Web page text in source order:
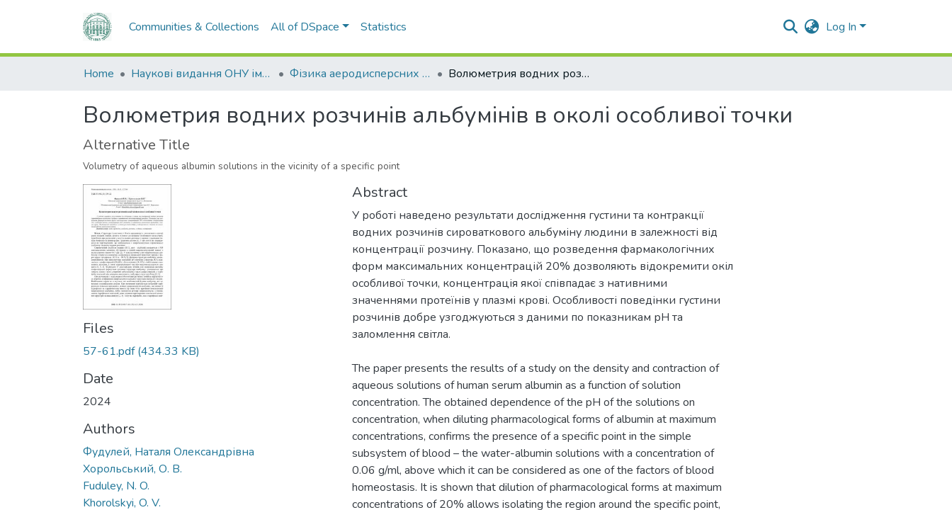
Communities & Collections All of DSpace Statistics Log In
Home Наукові видання ОНУ імені І. І. Мечникова Фізика аеродисперсних систем Волюметрия водних розчинів альбумінів в околі особливої точки
Волюметрия водних розчинів альбумінів в околі особливої точки
Alternative Title
Volumetry of aqueous albumin solutions in the vicinity of a specific point
Files
57-61.pdf(434.33 KB)
Date
2024
Authors
Фудулей, Наталя Олександрівна
Хорольський, О. В.
Fuduley, N. O.
Khorolskyi, O. V.
Abstract
У роботі наведено результати дослідження густини та контракції
водних розчинів сироваткового альбуміну людини в залежності від
концентрації розчину. Показано, що розведення фармакологічних
форм максимальних концентрацій 20% дозволяють відокремити окіл
особливої точки, концентрація якої співпадає з нативними
значеннями протеїнів у плазмі крові. Особливості поведінки густини
розчинів добре узгоджуються з даними по показникам рН та
The paper presents the results of a study on the density and contraction of
aqueous solutions of human serum albumin as a function of solution
concentration. The obtained dependence of the pH of the solutions on
concentration, when diluting pharmacological forms of albumin at maximum
concentrations, confirms the presence of a specific point in the simple
subsystem of blood – the water-albumin solutions with a concentration of
0.06 g/ml, above which it can be considered as one of the factors of blood
homeostasis. It is shown that dilution of pharmacological forms at maximum
concentrations of 20% allows isolating the region around the specific point,